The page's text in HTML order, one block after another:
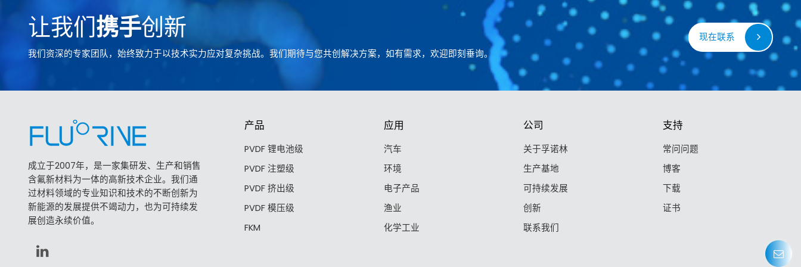
让我们携手创新
我们资深的专家团队，始终致力于以技术实力应对复杂挑战。我们期待与您共创解决方案，如有需求，欢迎即刻垂询。
现在联系
成立于2007年，是一家集研发、生产和销售
含氟新材料为一体的高新技术企业。我们通
过材料领域的专业知识和技术的不断创新为
新能源的发展提供不竭动力，也为可持续发
展创造永续价值。
产品
PVDF 锂电池级
PVDF 注塑级
PVDF 挤出级
PVDF 模压级
FKM
应用
汽车
环境
电子产品
渔业
化学工业
公司
关于孚诺林
生产基地
可持续发展
创新
联系我们
支持
常问问题
博客
下载
证书